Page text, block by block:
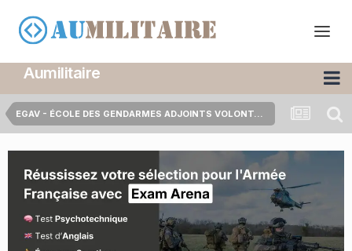
Aumilitaire
EGAV - ÉCOLE DES GENDARMES ADJOINTS VOLONTAIRES